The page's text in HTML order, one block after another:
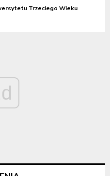
Trzeciego Wieku